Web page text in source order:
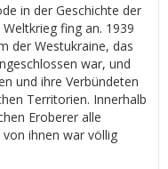
in der Geschichte der
fing an. 1939
der Westukraine, das
war, und
und ihre Verbündeten
Territorien. Innerhalb
Eroberer alle
ihnen war völlig